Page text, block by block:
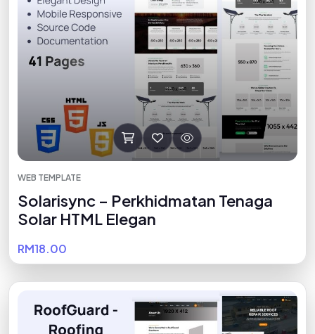
WEB TEMPLATE
Solarisync – Perkhidmatan Tenaga
Solar HTML Elegan
RM18.00